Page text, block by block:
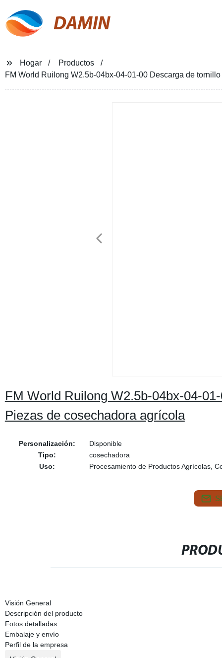
DAMIN
Hogar
Productos
FM World Ruilong W2.5b-04bx-04-01-00 Descarga de
FM World Ruilong W2.5b-04bx-04-
Piezas de cosechadora agrícola
Personalización:
Disponible
Tipo:
cosechadora
Uso:
Procesamiento de Productos Agrícolas,
Visión General
Descripción del producto
Fotos detalladas
Embalaje y envío
Perfil de la empresa